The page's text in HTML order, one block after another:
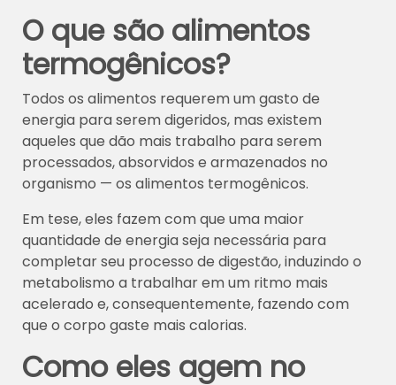
O que são alimentos
termogênicos?
Todos os alimentos requerem um gasto de
energia para serem digeridos, mas existem
aqueles que dão mais trabalho para serem
processados, absorvidos e armazenados no
organismo — os alimentos termogênicos.
Em tese, eles fazem com que uma maior
quantidade de energia seja necessária para
completar seu processo de digestão, induzindo o
metabolismo a trabalhar em um ritmo mais
acelerado e, consequentemente, fazendo com
que o corpo gaste mais calorias.
Como eles agem no